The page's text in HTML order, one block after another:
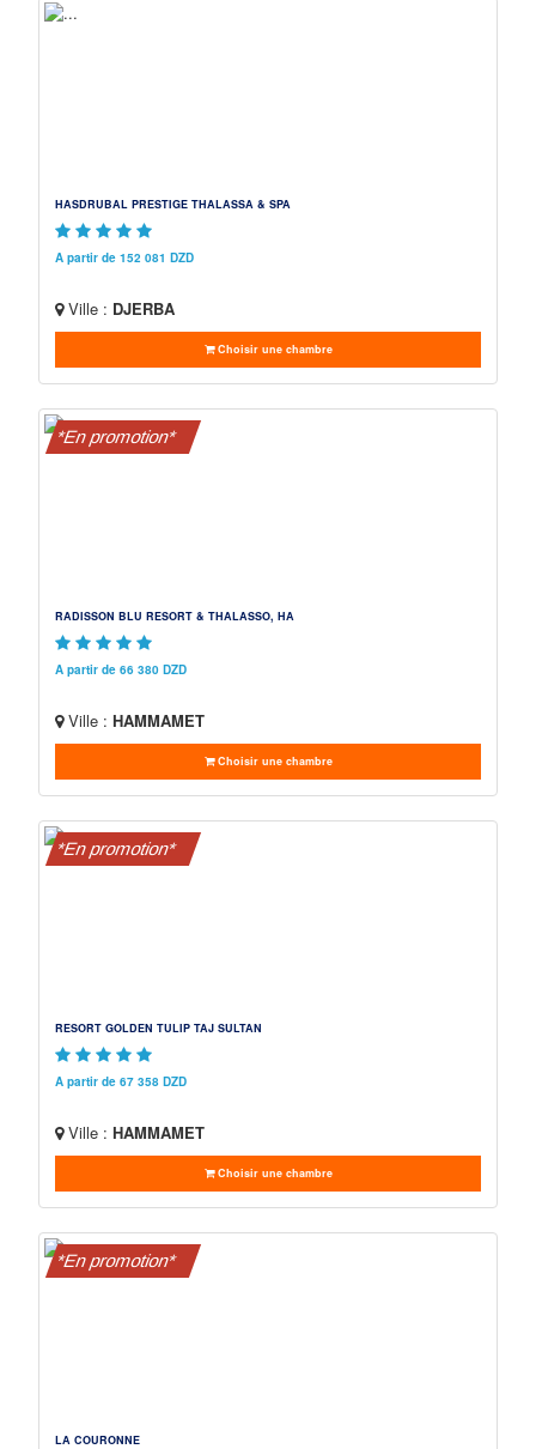
HASDRUBAL PRESTIGE THALASSA & SPA
A partir de 152 081 DZD
Ville : DJERBA
Choisir une chambre
*En promotion*
RADISSON BLU RESORT & THALASSO, HA
A partir de 66 380 DZD
Ville : HAMMAMET
Choisir une chambre
*En promotion*
RESORT GOLDEN TULIP TAJ SULTAN
A partir de 67 358 DZD
Ville : HAMMAMET
Choisir une chambre
*En promotion*
LA COURONNE